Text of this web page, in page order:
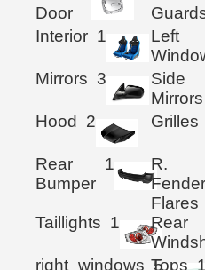
Door
Interior 1
Left
Mirrors 3
Side
Mirrors
Hood 2 Grilles
Rear
Bumper
1
R.
Fender
Flares
Taillights 1
Rear
right_windows 5
Tops 1